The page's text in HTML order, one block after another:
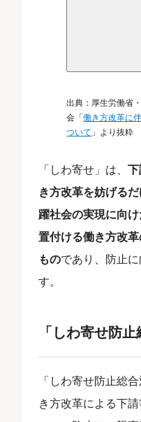
出典：厚生労働省
会「働き方改革に
ついて 」より抜粋
「しわ寄せ」は、
き方改革を妨げる
躍社会の実現に向
置付ける働き方改
ものであり、防止
す。
「しわ寄せ防
「しわ寄せ防止総
き方改革による下